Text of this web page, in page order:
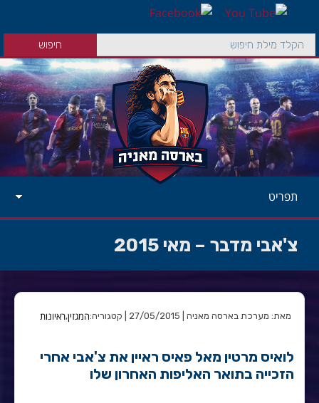
תפריט
צ'אבי מדבר – מאי 2015
מאת: מערכת בארסה מאניה | 27/05/2015 | קטגוריה: המגזין,ראיונות
לואיס מרטין מאל פאיס ראיין את צ'אבי אחרי
הזכייה בתואר האליפות האחרון שלו